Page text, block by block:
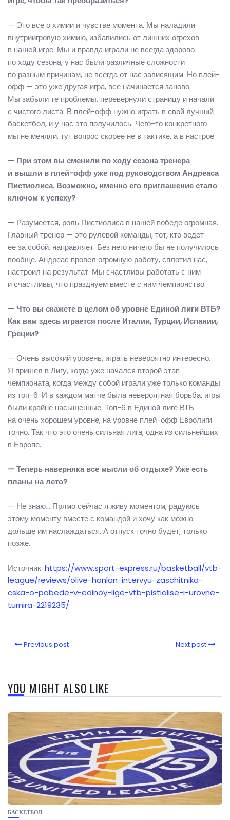
— Это все о химии и чувстве момента. Мы наладили
внутриигровую химию, избавились от лишних огрехов
в нашей игре. Мы и правда играли не всегда здорово
по ходу сезона, у нас были различные сложности
по разным причинам, не всегда от нас зависящим. Но плей-
офф — это уже другая игра, все начинается заново.
Мы забыли те проблемы, перевернули страницу и начали
с чистого листа. В плей-офф нужно играть в свой лучший
баскетбол, и у нас это получилось. Чего-то конкретного
мы не меняли, тут вопрос скорее не в тактике, а в настрое.
— При этом вы сменили по ходу сезона тренера
и вышли в плей-офф уже под руководством Андреаса
Пистиолиса. Возможно, именно его приглашение стало
ключом к успеху?
— Разумеется, роль Пистиолиса в нашей победе огромная.
Главный тренер — это рулевой команды, тот, кто ведет
ее за собой, направляет. Без него ничего бы не получилось
вообще. Андреас провел огромную работу, сплотил нас,
настроил на результат. Мы счастливы работать с ним
и счастливы, что празднуем вместе с ним чемпионство.
— Что вы скажете в целом об уровне Единой лиги ВТБ?
Как вам здесь играется после Италии, Турции, Испании,
Греции?
— Очень высокий уровень, играть невероятно интересно.
Я пришел в Лигу, когда уже начался второй этап
чемпионата, когда между собой играли уже только команды
из топ-6. И в каждом матче была невероятная борьба, игры
были крайне насыщенные. Топ-6 в Единой лиге ВТБ
на очень хорошем уровне, на уровне плей-офф Евролиги
точно. Так что это очень сильная лига, одна из сильнейших
в Европе.
— Теперь наверняка все мысли об отдыхе? Уже есть
планы на лето?
— Не знаю… Прямо сейчас я живу моментом, радуюсь
этому моменту вместе с командой и хочу как можно
дольше им наслаждаться. А отпуск точно будет, только
позже.
Источник: https://www.sport-express.ru/basketball/vtb-
league/reviews/olive-hanlan-intervyu-zaschitnika-
cska-o-pobede-v-edinoy-lige-vtb-pistiolise-i-urovne-
turnira-2219235/
Previous post Next post
YOU MIGHT ALSO LIKE
БАСКЕТБОЛ